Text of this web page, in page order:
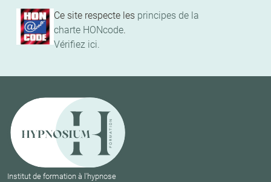
Ce site respecte les principes de la
charte HONcode.
Vérifiez ici.
Institut de formation à l'hypnose